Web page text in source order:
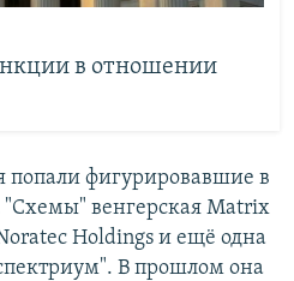
в отношении
попали фигурировавшие в
"Схемы" венгерская Matrix
Holdings и ещё одна
В прошлом она